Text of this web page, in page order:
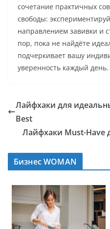
сочетание практичных
свободы:
направлением завивки и
пор, пока не найдёте
подчеркивает вашу
уверенность каждый день.
Лайфхаки для
Best
Лайфхаки Must-Have
Бизнес WOMAN